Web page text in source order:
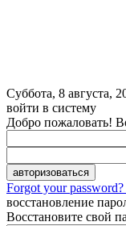
Суббота, 8 августа,
войти в систему
Добро пожаловать!
Forgot your
восстановление
Восстановите свой